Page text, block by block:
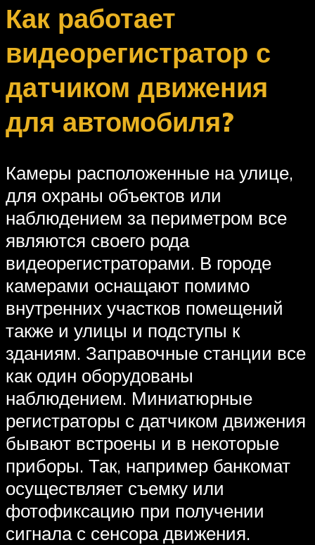
Как работает
видеорегистратор с
датчиком движения
для автомобиля?
Камеры расположенные на улице,
для охраны объектов или
наблюдением за периметром все
являются своего рода
видеорегистраторами. В городе
камерами оснащают помимо
внутренних участков помещений
также и улицы и подступы к
зданиям. Заправочные станции все
как один оборудованы
наблюдением. Миниатюрные
регистраторы с датчиком движения
бывают встроены и в некоторые
приборы. Так, например банкомат
осуществляет съемку или
фотофиксацию при получении
сигнала с сенсора движения.